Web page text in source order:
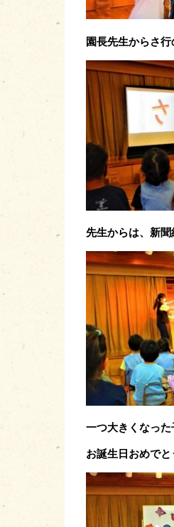
園長先生からさ
先生からは、新
一つ大きくなっ
お誕生日おめで